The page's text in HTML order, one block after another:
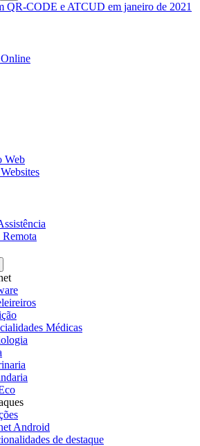
QR-CODE e ATCUD em janeiro de 2021
Web
Remota
Médicas
Android
de destaque